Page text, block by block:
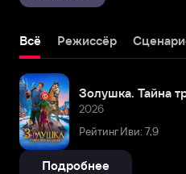
Всё Режиссёр
Золушка. Тайна
2026
Рейтинг Иви: 7,9
Подробнее